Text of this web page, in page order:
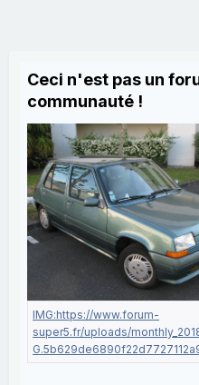
Ceci n'est pas un
communauté !